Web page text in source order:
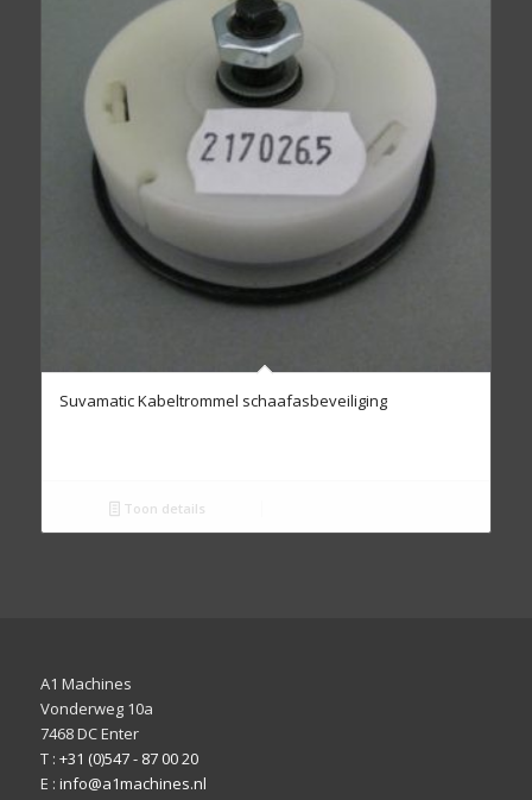
Suvamatic Kabeltrommel schaafasbeveiliging
Toon details
A1 Machines
Vonderweg 10a
7468 DC Enter
T : +31 (0)547 - 87 00 20
E : info@a1machines.nl